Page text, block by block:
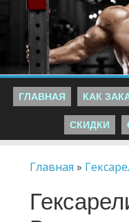
ГЛАВНАЯ КАК
СКИДКИ
Главная »